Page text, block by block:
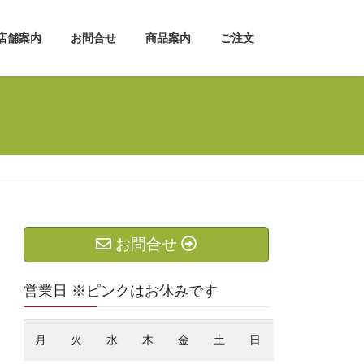
舗案内 お問合せ 商品案内 ご注文
お問合せ
営業日 ※ピンクはお休みです
月 火 水 木 金 土 日